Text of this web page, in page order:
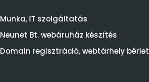
Munka, IT szolgáltatás
Neunet Bt. webáruház készítés
Domain regisztráció, webtárhely bérlet